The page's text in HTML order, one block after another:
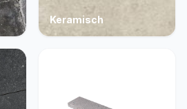
Keramisch